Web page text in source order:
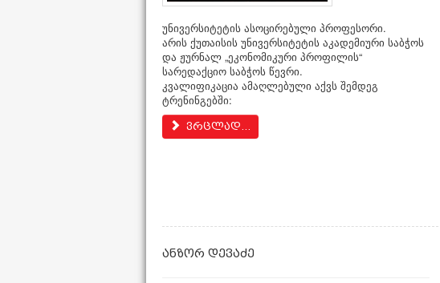
უნივერსიტეტის ასოცირებული პროფესორი.
არის ქუთაისის უნივერსიტეტის აკადემიური საბჭოს
და ჟურნალ „ეკონომიკური პროფილის“
სარედაქციო საბჭოს წევრი.
კვალიფიკაცია ამაღლებული აქვს შემდეგ
ტრენინგებში:
ვრცლად...
ანზორ დევაძე